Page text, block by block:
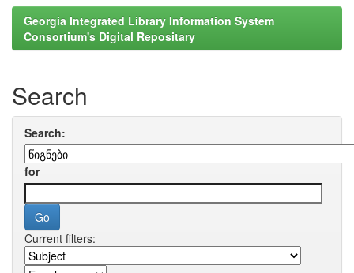
Georgia Integrated Library Information System
Consortium's Digital Repositary
Search
Search:
for
Current filters: